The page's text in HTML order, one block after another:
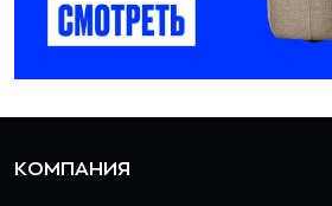
КОМПАНИЯ